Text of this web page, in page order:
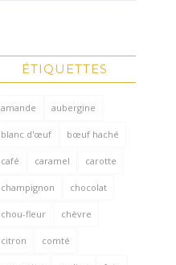
ÉTIQUETTES
amande aubergine
blanc d'œuf bœuf haché
café caramel carotte
champignon chocolat
chou-fleur chèvre
citron comté